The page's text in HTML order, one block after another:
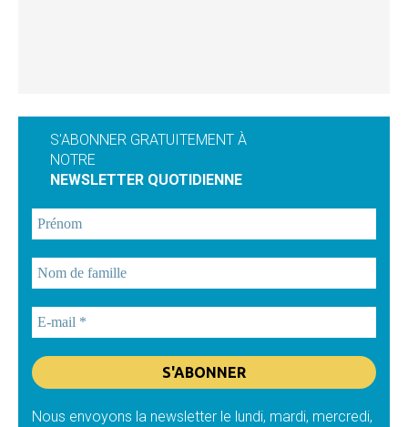
S'ABONNER GRATUITEMENT À
NOTRE
NEWSLETTER QUOTIDIENNE
Nous envoyons la newsletter le lundi, mardi, mercredi,